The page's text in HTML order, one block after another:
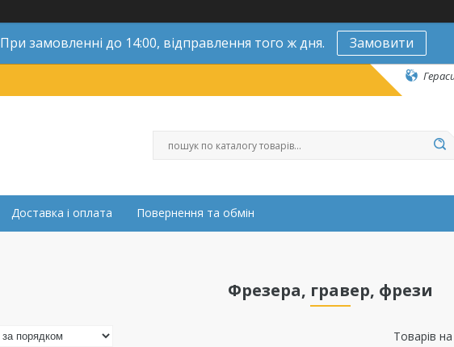
При замовленні до 14:00, відправлення того ж дня. Замовити
Доставка і оплата Повернення та обмін
Фрезера, гравер, фрези